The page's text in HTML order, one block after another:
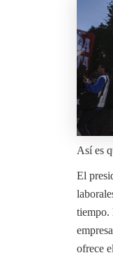
Así es
El
tiempo.
ofrece